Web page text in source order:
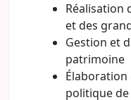
Réalisation
et des
Gestion et
patrimoine
politique